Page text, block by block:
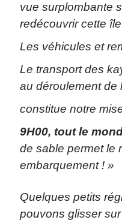
vue surplombante
redécouvrir cette
Les véhicules et
Le transport des
au déroulement de
constitue notre
9H00, tout le
de sable permet le
embarquement ! »
Quelques petits
pouvons glisser